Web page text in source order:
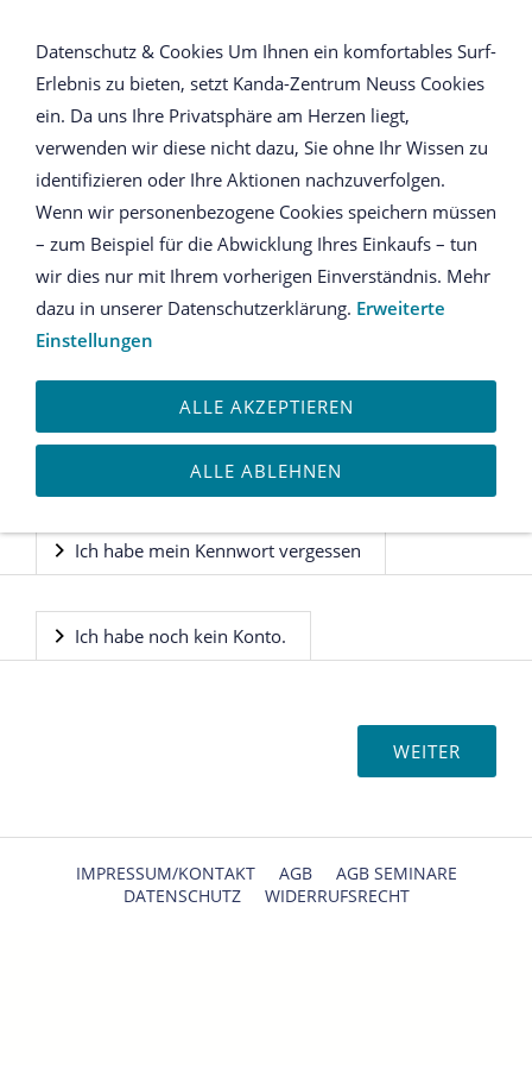
Anmeldung
Ich habe bereits ein Konto
Bitte melden Sie sich mit Ihrem Kennwort an.
E-Mail oder Kundennummer:
Ich habe mein Kennwort vergessen
Ich habe noch kein Konto.
IMPRESSUM/KONTAKT AGB
AGB SEMINARE
DATENSCHUTZ
WIDERRUFSRECHT
Datenschutz & Cookies Um Ihnen ein komfortables Surf-
Erlebnis zu bieten, setzt Kanda-Zentrum Neuss Cookies
ein. Da uns Ihre Privatsphäre am Herzen liegt,
verwenden wir diese nicht dazu, Sie ohne Ihr Wissen zu
identifizieren oder Ihre Aktionen nachzuverfolgen.
Wenn wir personenbezogene Cookies speichern müssen
– zum Beispiel für die Abwicklung Ihres Einkaufs – tun
wir dies nur mit Ihrem vorherigen Einverständnis. Mehr
dazu in unserer Datenschutzerklärung. Erweiterte
Einstellungen
ALLE AKZEPTIEREN
ALLE ABLEHNEN